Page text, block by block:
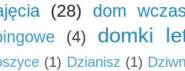
(28) dom
(4) domki
(1) Dzianisz (1)